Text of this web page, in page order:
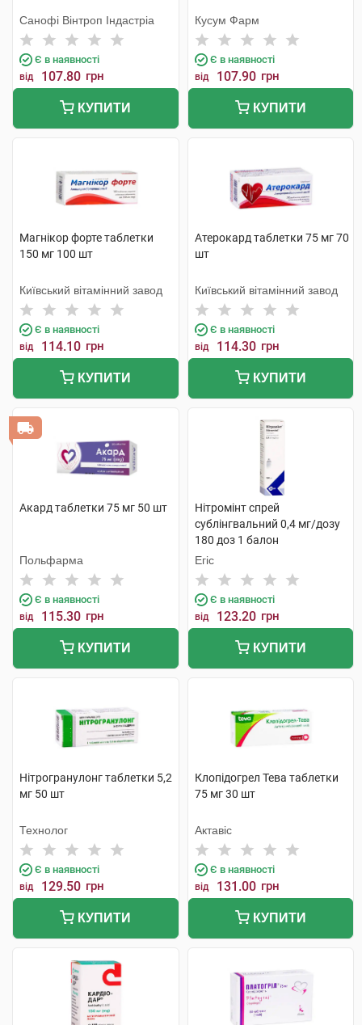
Санофі Вінтроп Індастріа
Є в наявності
від 107.80 грн
КУПИТИ
Кусум Фарм
Є в наявності
від 107.90 грн
КУПИТИ
Магнікор форте таблетки
150 мг 100 шт
Київський вітамінний завод
Є в наявності
від 114.10 грн
КУПИТИ
Атерокард таблетки 75 мг 70
шт
Київський вітамінний завод
Є в наявності
від 114.30 грн
КУПИТИ
Акард таблетки 75 мг 50 шт
Польфарма
Є в наявності
від 115.30 грн
КУПИТИ
Нітромінт спрей
сублінгвальний 0,4 мг/дозу
180 доз 1 балон
Егіс
Є в наявності
від 123.20 грн
КУПИТИ
Нітрогранулонг таблетки 5,2
мг 50 шт
Технолог
Є в наявності
від 129.50 грн
КУПИТИ
Клопідогрел Тева таблетки
75 мг 30 шт
Актавіс
Є в наявності
від 131.00 грн
КУПИТИ